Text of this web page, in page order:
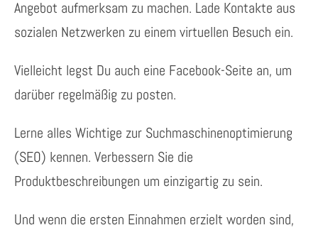
Angebot aufmerksam zu machen. Lade Kontakte aus
sozialen Netzwerken zu einem virtuellen Besuch ein.
Vielleicht legst Du auch eine Facebook-Seite an, um
darüber regelmäßig zu posten.
Lerne alles Wichtige zur Suchmaschinenoptimierung
(SEO) kennen. Verbessern Sie die
Produktbeschreibungen um einzigartig zu sein.
Und wenn die ersten Einnahmen erzielt worden sind,